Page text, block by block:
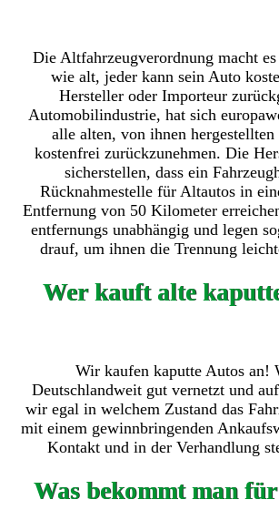
Die Altfahrzeugverordnung macht
wie alt, jeder kann sein Auto
Hersteller oder Importeur
Automobilindustrie, hat sich
alle alten, von ihnen hergestellten
kostenfrei zurückzunehmen. Die
sicherstellen, dass ein
Rücknahmestelle für Altautos in
Entfernung von 50 Kilometer
entfernungs unabhängig und legen
drauf, um ihnen die Trennung
Wer kauft alte
Wir kaufen kaputte Autos an!
Deutschlandweit gut vernetzt und
wir egal in welchem Zustand das
mit einem gewinnbringenden
Kontakt und in der Verhandlung
Was bekommt man